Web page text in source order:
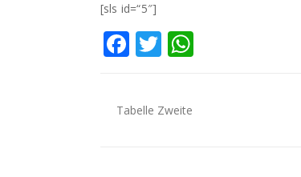
[sls id=“5″]
Facebook
Twitter
WhatsApp
Tabelle Zweite